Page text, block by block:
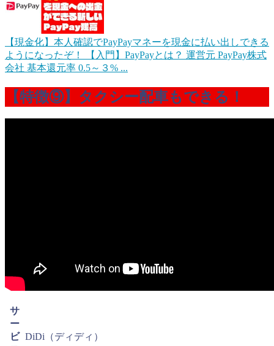
【現金化】本人確認でPayPayマネーを現金に払い出しできる
ようになったぞ！
【入門】PayPayとは？ 運営元 PayPay株式
会社 基本還元率 0.5～３% ...
【特徴⑨】タクシー配車もできる！
サ
ー
ビ DiDi（ディディ）